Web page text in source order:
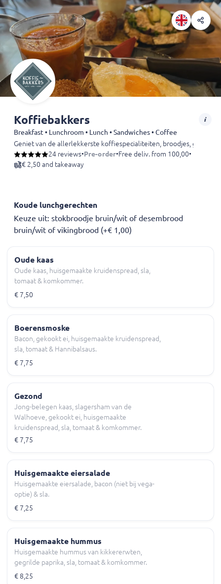
Koffiebakkers
Breakfast • Lunchroom • Lunch • Sandwiches • Coffee
Geniet van de allerlekkerste koffiespecialiteiten, broodjes, gebak
Iedereen is van harte welkom in ons gezellige koffie- en lunchcafé
24 reviews•Pre-order•Free deliv. from 100,00•
€ 2,50 and takeaway
Koude lunchgerechten
Keuze uit: stokbroodje bruin/wit of desembrood
bruin/wit of vikingbrood (+€ 1,00)
Oude kaas
Oude kaas, huisgemaakte kruidenspread, sla,
tomaat & komkommer.
€ 7,50
Boerensmoske
Bacon, gekookt ei, huisgemaakte kruidenspread,
sla, tomaat & Hannibalsaus.
€ 7,75
Gezond
Jong-belegen kaas, slagersham van de
Walhoeve, gekookt ei, huisgemaakte
kruidenspread, sla, tomaat & komkommer.
€ 7,75
Huisgemaakte eiersalade
Huisgemaakte eiersalade, bacon (niet bij vega-
optie) & sla.
€ 7,25
Huisgemaakte hummus
Huisgemaakte hummus van kikkererwten,
gegrilde paprika, sla, tomaat & komkommer.
€ 8,25